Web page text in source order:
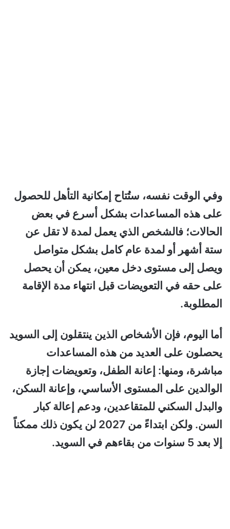
وفي الوقت نفسه، ستُتاح إمكانية التأهل للحصول
على هذه المساعدات بشكل أسرع في بعض
الحالات؛ فالشخص الذي يعمل لمدة لا تقل عن
ستة أشهر أو لمدة عام كامل بشكل متواصل
ويصل إلى مستوى دخل معين، يمكن أن يحصل
على حقه في التعويضات قبل انتهاء مدة الإقامة
المطلوبة.
أما اليوم، فإن الأشخاص الذين ينتقلون إلى السويد
يحصلون على العديد من هذه المساعدات
مباشرة، ومنها: إعانة الطفل، وتعويضات إجازة
الوالدين على المستوى الأساسي، وإعانة السكن،
والبدل السكني للمتقاعدين، ودعم إعالة كبار
السن. ولكن ابتداءً من 2027 لن يكون ذلك ممكناً
إلا بعد 5 سنوات من بقاءهم في السويد.